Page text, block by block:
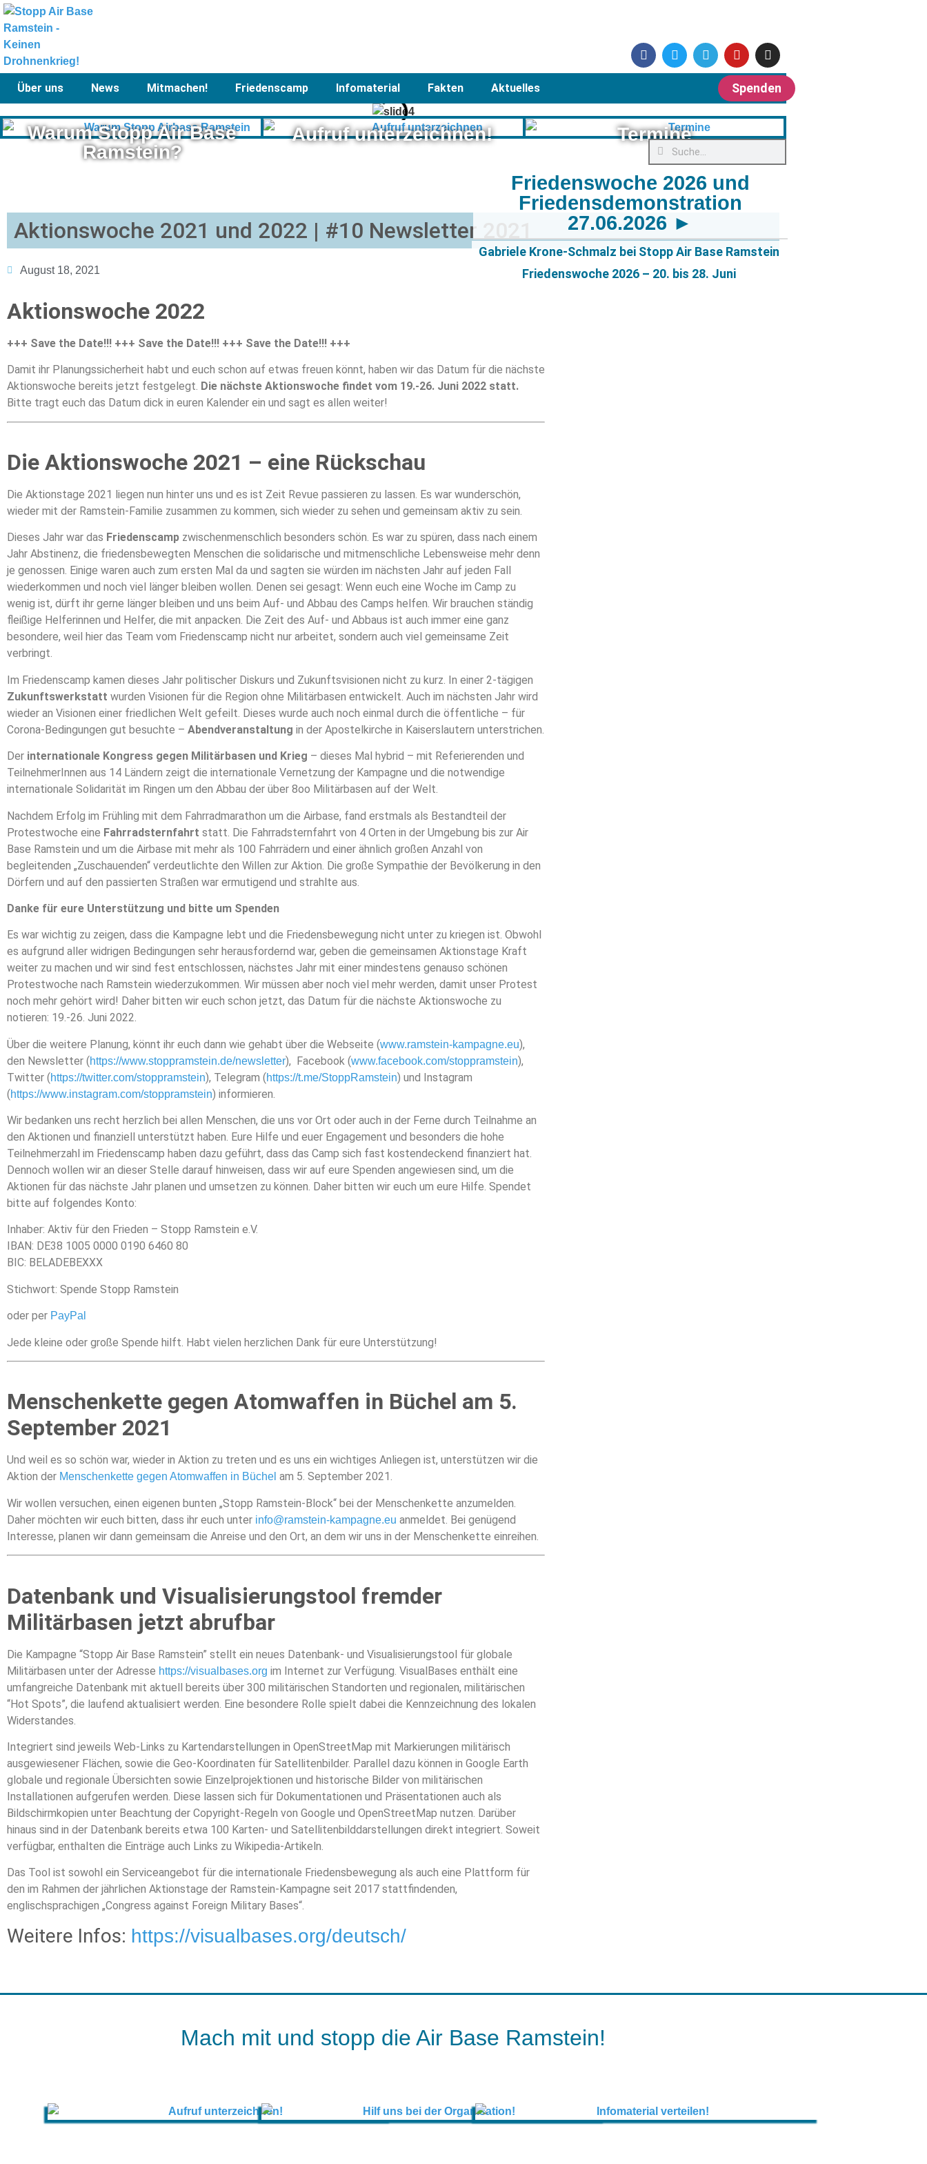
Spenden
Über uns News Mitmachen! Friedenscamp Infomaterial Fakten Aktuelles
Friedenswoche 2026 und
Friedensdemonstration
27.06.2026 ►
Gabriele Krone-Schmalz bei Stopp Air Base Ramstein
Friedenswoche 2026 – 20. bis 28. Juni
Warum Stopp Air Base
Ramstein?
Aufruf unterzeichnen! Termine
Aktionswoche 2021 und 2022 | #10 Newsletter 2021
August 18, 2021
Aktionswoche 2022
+++ Save the Date!!! +++ Save the Date!!! +++ Save the Date!!! +++
Damit ihr Planungssicherheit habt und euch schon auf etwas freuen könnt, haben wir das Datum für die nächste
Aktionswoche bereits jetzt festgelegt. Die nächste Aktionswoche findet vom 19.-26. Juni 2022 statt.
Bitte tragt euch das Datum dick in euren Kalender ein und sagt es allen weiter!
Die Aktionswoche 2021 – eine Rückschau
Die Aktionstage 2021 liegen nun hinter uns und es ist Zeit Revue passieren zu lassen. Es war wunderschön,
wieder mit der Ramstein-Familie zusammen zu kommen, sich wieder zu sehen und gemeinsam aktiv zu sein.
Dieses Jahr war das Friedenscamp zwischenmenschlich besonders schön. Es war zu spüren, dass nach einem
Jahr Abstinenz, die friedensbewegten Menschen die solidarische und mitmenschliche Lebensweise mehr denn
je genossen. Einige waren auch zum ersten Mal da und sagten sie würden im nächsten Jahr auf jeden Fall
wiederkommen und noch viel länger bleiben wollen. Denen sei gesagt: Wenn euch eine Woche im Camp zu
wenig ist, dürft ihr gerne länger bleiben und uns beim Auf- und Abbau des Camps helfen. Wir brauchen ständig
fleißige Helferinnen und Helfer, die mit anpacken. Die Zeit des Auf- und Abbaus ist auch immer eine ganz
besondere, weil hier das Team vom Friedenscamp nicht nur arbeitet, sondern auch viel gemeinsame Zeit
verbringt.
Im Friedenscamp kamen dieses Jahr politischer Diskurs und Zukunftsvisionen nicht zu kurz. In einer 2-tägigen
Zukunftswerkstatt wurden Visionen für die Region ohne Militärbasen entwickelt. Auch im nächsten Jahr wird
wieder an Visionen einer friedlichen Welt gefeilt. Dieses wurde auch noch einmal durch die öffentliche – für
Corona-Bedingungen gut besuchte – Abendveranstaltung in der Apostelkirche in Kaiserslautern unterstrichen.
Der internationale Kongress gegen Militärbasen und Krieg – dieses Mal hybrid – mit Referierenden und
TeilnehmerInnen aus 14 Ländern zeigt die internationale Vernetzung der Kampagne und die notwendige
internationale Solidarität im Ringen um den Abbau der über 8oo Militärbasen auf der Welt.
Nachdem Erfolg im Frühling mit dem Fahrradmarathon um die Airbase, fand erstmals als Bestandteil der
Protestwoche eine Fahrradsternfahrt statt. Die Fahrradsternfahrt von 4 Orten in der Umgebung bis zur Air
Base Ramstein und um die Airbase mit mehr als 100 Fahrrädern und einer ähnlich großen Anzahl von
begleitenden „Zuschauenden“ verdeutlichte den Willen zur Aktion. Die große Sympathie der Bevölkerung in den
Dörfern und auf den passierten Straßen war ermutigend und strahlte aus.
Danke für eure Unterstützung und bitte um Spenden
Es war wichtig zu zeigen, dass die Kampagne lebt und die Friedensbewegung nicht unter zu kriegen ist. Obwohl
es aufgrund aller widrigen Bedingungen sehr herausfordernd war, geben die gemeinsamen Aktionstage Kraft
weiter zu machen und wir sind fest entschlossen, nächstes Jahr mit einer mindestens genauso schönen
Protestwoche nach Ramstein wiederzukommen. Wir müssen aber noch viel mehr werden, damit unser Protest
noch mehr gehört wird! Daher bitten wir euch schon jetzt, das Datum für die nächste Aktionswoche zu
notieren: 19.-26. Juni 2022.
Über die weitere Planung, könnt ihr euch dann wie gehabt über die Webseite (www.ramstein-kampagne.eu),
den Newsletter (https://www.stoppramstein.de/newsletter), Facebook (www.facebook.com/stoppramstein),
Twitter (https://twitter.com/stoppramstein), Telegram (https://t.me/StoppRamstein) und Instagram
(https://www.instagram.com/stoppramstein) informieren.
Wir bedanken uns recht herzlich bei allen Menschen, die uns vor Ort oder auch in der Ferne durch Teilnahme an
den Aktionen und finanziell unterstützt haben. Eure Hilfe und euer Engagement und besonders die hohe
Teilnehmerzahl im Friedenscamp haben dazu geführt, dass das Camp sich fast kostendeckend finanziert hat.
Dennoch wollen wir an dieser Stelle darauf hinweisen, dass wir auf eure Spenden angewiesen sind, um die
Aktionen für das nächste Jahr planen und umsetzen zu können. Daher bitten wir euch um eure Hilfe. Spendet
bitte auf folgendes Konto:
Inhaber: Aktiv für den Frieden – Stopp Ramstein e.V.
IBAN: DE38 1005 0000 0190 6460 80
BIC: BELADEBEXXX
Stichwort: Spende Stopp Ramstein
oder per PayPal
Jede kleine oder große Spende hilft. Habt vielen herzlichen Dank für eure Unterstützung!
Menschenkette gegen Atomwaffen in Büchel am 5.
September 2021
Und weil es so schön war, wieder in Aktion zu treten und es uns ein wichtiges Anliegen ist, unterstützen wir die
Aktion der Menschenkette gegen Atomwaffen in Büchel am 5. September 2021.
Wir wollen versuchen, einen eigenen bunten „Stopp Ramstein-Block“ bei der Menschenkette anzumelden.
Daher möchten wir euch bitten, dass ihr euch unter info@ramstein-kampagne.eu anmeldet. Bei genügend
Interesse, planen wir dann gemeinsam die Anreise und den Ort, an dem wir uns in der Menschenkette einreihen.
Datenbank und Visualisierungstool fremder
Militärbasen jetzt abrufbar
Die Kampagne “Stopp Air Base Ramstein” stellt ein neues Datenbank- und Visualisierungstool für globale
Militärbasen unter der Adresse https://visualbases.org im Internet zur Verfügung. VisualBases enthält eine
umfangreiche Datenbank mit aktuell bereits über 300 militärischen Standorten und regionalen, militärischen
“Hot Spots”, die laufend aktualisiert werden. Eine besondere Rolle spielt dabei die Kennzeichnung des lokalen
Widerstandes.
Integriert sind jeweils Web-Links zu Kartendarstellungen in OpenStreetMap mit Markierungen militärisch
ausgewiesener Flächen, sowie die Geo-Koordinaten für Satellitenbilder. Parallel dazu können in Google Earth
globale und regionale Übersichten sowie Einzelprojektionen und historische Bilder von militärischen
Installationen aufgerufen werden. Diese lassen sich für Dokumentationen und Präsentationen auch als
Bildschirmkopien unter Beachtung der Copyright-Regeln von Google und OpenStreetMap nutzen. Darüber
hinaus sind in der Datenbank bereits etwa 100 Karten- und Satellitenbilddarstellungen direkt integriert. Soweit
verfügbar, enthalten die Einträge auch Links zu Wikipedia-Artikeln.
Das Tool ist sowohl ein Serviceangebot für die internationale Friedensbewegung als auch eine Plattform für
den im Rahmen der jährlichen Aktionstage der Ramstein-Kampagne seit 2017 stattfindenden,
englischsprachigen „Congress against Foreign Military Bases“.
Weitere Infos: https://visualbases.org/deutsch/
Mach mit und stopp die Air Base Ramstein!